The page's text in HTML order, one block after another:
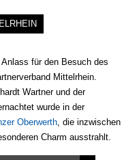
für den Besuch des
Mittelrhein.
Wartner und der
wurde in der
Oberwerth , die inzwischen
Charm ausstrahlt.